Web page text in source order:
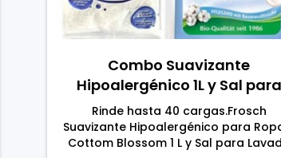
Combo Suavizante
Hipoalergénico 1L y Sal para
Lavado 1 KG
Rinde hasta 40 cargas.Frosch
Suavizante Hipoalergénico para
Cottom Blossom 1 L y Sal para